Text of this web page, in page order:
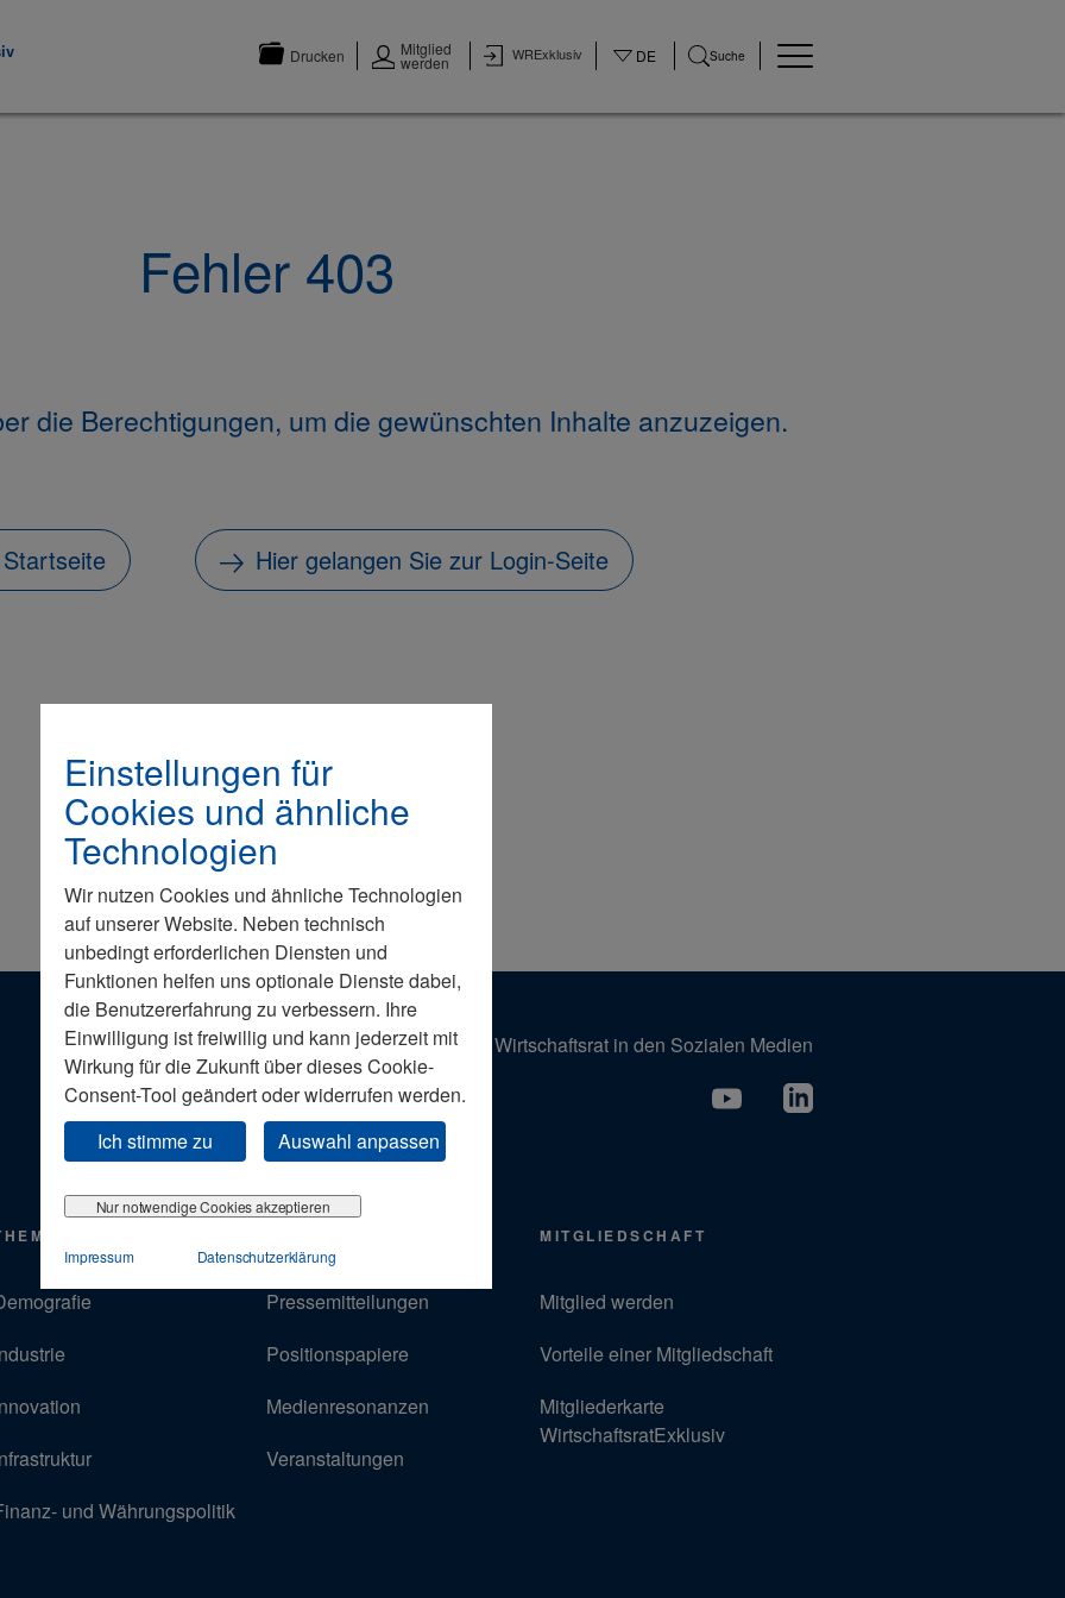
Einstellungen für
Cookies und ähnliche
Technologien
Wir nutzen Cookies und ähnliche Technologien
auf unserer Website. Neben technisch
unbedingt erforderlichen Diensten und
Funktionen helfen uns optionale Dienste dabei,
die Benutzererfahrung zu verbessern. Ihre
Einwilligung ist freiwillig und kann jederzeit mit
Wirkung für die Zukunft über dieses Cookie-
Consent-Tool geändert oder widerrufen werden.
Ich stimme zu
Auswahl anpassen
Nur notwendige Cookies akzeptieren
Impressum Datenschutzerklärung
Drucken Mitglied
werden WRExklusiv DE Suche
Fehler 403
die Berechtigungen, um die gewünschten Inhalte anzuzeigen.
Hier gelangen Sie zur Login-Seite
Der Wirtschaftsrat in den Sozialen Medien
und Währungspolitik
Pressemitteilungen
Positionspapiere
Medienresonanzen
Veranstaltungen
MITGLIEDSCHAFT
Mitglied werden
Vorteile einer Mitgliedschaft
Mitgliederkarte
WirtschaftsratExklusiv